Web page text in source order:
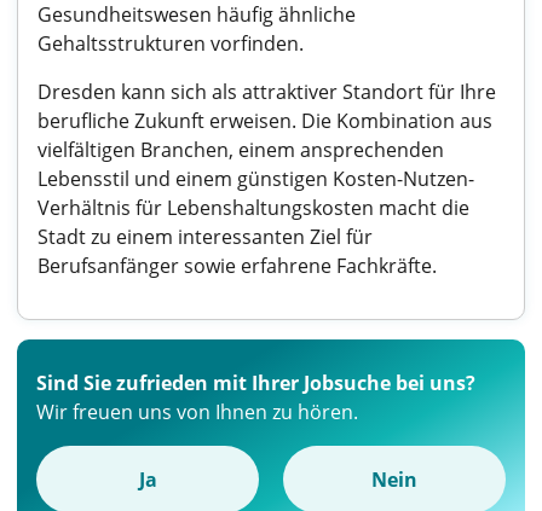
Gesundheitswesen häufig ähnliche
Gehaltsstrukturen vorfinden.
Dresden kann sich als attraktiver Standort für Ihre
berufliche Zukunft erweisen. Die Kombination aus
vielfältigen Branchen, einem ansprechenden
Lebensstil und einem günstigen Kosten-Nutzen-
Verhältnis für Lebenshaltungskosten macht die
Stadt zu einem interessanten Ziel für
Berufsanfänger sowie erfahrene Fachkräfte.
Sind Sie zufrieden mit Ihrer Jobsuche bei uns?
Wir freuen uns von Ihnen zu hören.
Ja Nein